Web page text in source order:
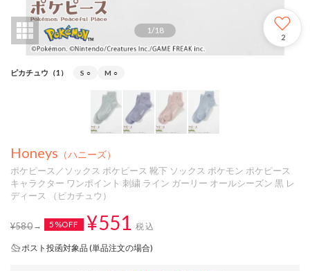
1/18
2
ピカチュウ（1） S ○ M ○
Honeys （ハニーズ）
ポケピース／ソックス ポケピース 靴下 ソックス ポケモン ポケピース
キャラクター ワンポイント 刺繍 ライン ガーリー オールシーズン 黒 レ
ディース （ピカチュウ）
¥580 5%OFF ¥551 税込
ポスト投函対象品 (単品注文の場合)